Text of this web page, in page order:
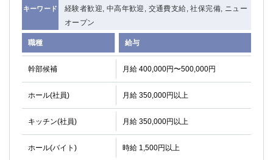
キーワード
経験者歓迎, 中高年歓迎, 交通費支給, 社保完備, ニュー
オープン
職種 給与
幹部候補 月給 400,000円〜500,000円
ホール(社員) 月給 350,000円以上
キッチン(社員) 月給 350,000円以上
ホール(バイト) 時給 1,500円以上